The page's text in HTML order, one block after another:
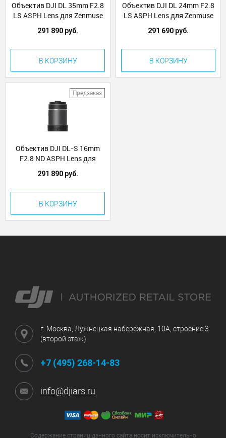
Объектив DJI DL 35mm F2.8
LS ASPH Lens для Zenmuse
X7 (Part3)
291 890 руб.
В КОРЗИНУ
Объектив DJI DL 24mm F2.8
LS ASPH Lens для Zenmuse
X7 (Part2)
291 690 руб.
В КОРЗИНУ
Предзаказ
Объектив DJI DL-S 16mm
F2.8 ND ASPH Lens для
Zenmuse X7 (Part1)
291 890 руб.
В КОРЗИНУ
г. Москва, Лужнецкая набережная, 10А, строение 3
(второй этаж)
+7 (495) 268-14-83
info@djiars.ru
Содержание страниц данного сайта носит исключительно